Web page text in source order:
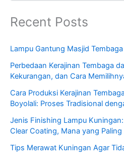
Recent Posts
Lampu Gantung Masjid
Perbedaan Kerajinan Tembaga
Kekurangan, dan Cara
Cara Produksi Kerajinan
Boyolali: Proses Tradisional
Jenis Finishing Lampu
Clear Coating, Mana yang Paling
Tips Merawat Kuningan Agar